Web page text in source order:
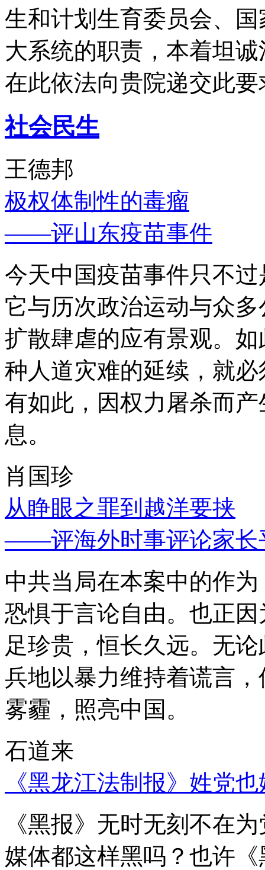
生和计划生育委员会、
大系统的职责，本着坦
在此依法向贵院递交此要
社会民生
王德邦
极权体制性的毒瘤
——评山东疫苗事件
今天中国疫苗事件只不
它与历次政治运动与众
扩散肆虐的应有景观。
种人道灾难的延续，就
有如此，因权力屠杀而
息。
肖国珍
从睁眼之罪到越洋要挟
——评海外时事评论家长
中共当局在本案中的作
恐惧于言论自由。也正
足珍贵，恒长久远。无
兵地以暴力维持着谎言
雾霾，照亮中国。
石道来
《黑龙江法制报》姓党
《黑报》无时无刻不在
媒体都这样黑吗？也许